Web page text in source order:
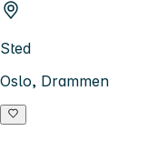
Sted
Oslo, Drammen